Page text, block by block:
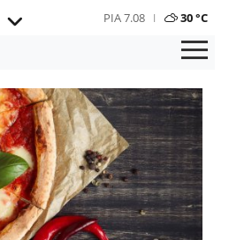
PIA 7.08 30 °C